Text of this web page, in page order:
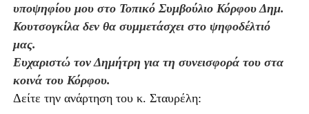
υποψηφίου μου στο Τοπικό Συμβούλιο Κόρφου Δημ.
Κουτσογκίλα δεν θα συμμετάσχει στο ψηφοδέλτιό
μας.
Ευχαριστώ τον Δημήτρη για τη συνεισφορά του στα
κοινά του Κόρφου.
Δείτε την ανάρτηση του κ. Σταυρέλη: